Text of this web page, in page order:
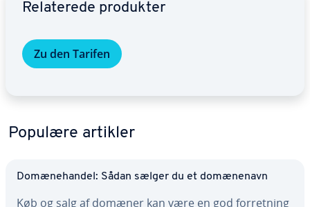
Re­la­te­re­de produkter
Zu den Tarifen
Populære artikler
Do­mæ­ne­han­del: Sådan sælger du et do­mæ­ne­navn
Køb og salg af domæner kan være en god for­ret­ning